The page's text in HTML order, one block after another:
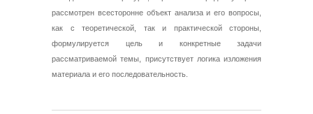
рассмотрен всесторонне объект анализа и его вопросы,
как с теоретической, так и практической стороны,
формулируется цель и конкретные задачи
рассматриваемой темы, присутствует логика изложения
материала и его последовательность.